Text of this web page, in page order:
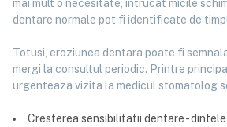
mai mult o necesitate, intrucat micile
dentare normale pot fi identificate de
Totusi, eroziunea dentara poate fi
mergi la consultul periodic. Printre
urgenteaza vizita la medicul stomatolog
Cresterea sensibilitatii dentare -